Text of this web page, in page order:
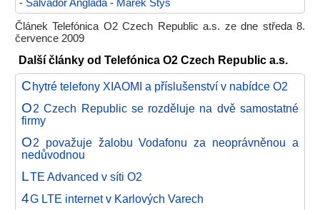
- Salvador Anglada - Marek Štys
Článek Telefónica O2 Czech Republic a.s. ze dne středa 8.
července 2009
Další články od Telefónica O2 Czech Republic a.s.
Chytré telefony XIAOMI a příslušenství v nabídce O2
O2 Czech Republic se rozděluje na dvě samostatné
firmy
O2 považuje žalobu Vodafonu za neoprávněnou a
nedůvodnou
LTE Advanced v síti O2
4G LTE internet v Karlových Varech